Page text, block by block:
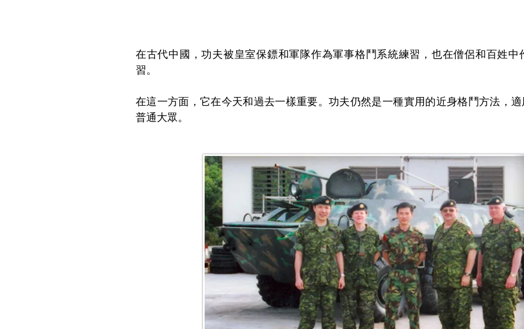
在古代中國，功夫被皇室保鏢和軍隊作為軍事格鬥系統練習，也在僧侶和百姓
習。
在這一方面，它在今天和過去一樣重要。功夫仍然是一種實用的近身格鬥方法，
普通大眾。